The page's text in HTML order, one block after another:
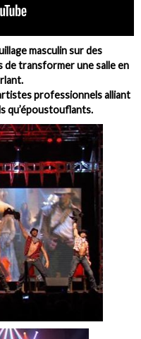
masculin sur des
de transformer une salle en
professionnels alliant
qu’époustouflants.